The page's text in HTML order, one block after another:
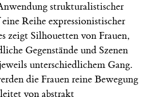
strukturalistischer
Reihe expressionistischer
zeigt Silhouetten von Frauen,
Gegenstände und Szenen
unterschiedlichem Gang.
die Frauen reine Bewegung
von abstrakt